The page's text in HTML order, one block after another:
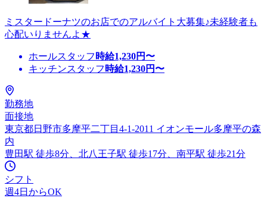
ミスタードーナツのお店でのアルバイト大募集♪未経験者も
心配いりませんよ★
ホールスタッフ 時給1,230円〜
キッチンスタッフ 時給1,230円〜
勤務地
面接地
東京都日野市多摩平二丁目4-1-2011 イオンモール多摩平の森
内
豊田駅 徒歩8分、北八王子駅 徒歩17分、南平駅 徒歩21分
シフト
週4日からOK